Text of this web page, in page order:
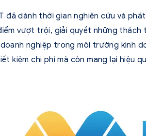
đã dành thời gian nghiên cứu và
vượt trội, giải quyết những thách
nghiệp trong môi trường kinh
kiệm chi phí mà còn mang lại hiệu